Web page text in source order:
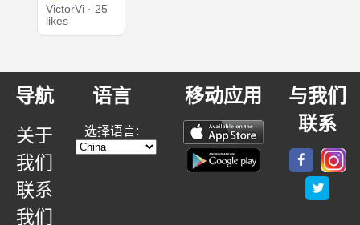
VictorVi · 25
likes
导航
关于
我们
联系
我们
语言
选择语言:
移动应用
与我们
联系